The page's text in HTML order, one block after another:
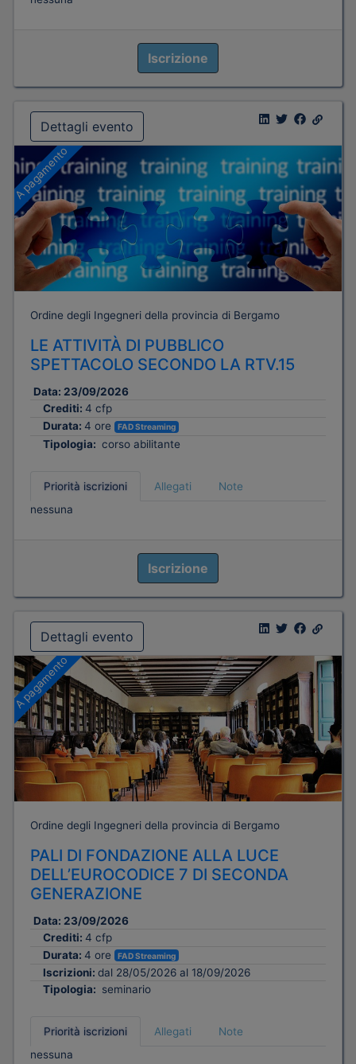
Iscrizione
Dettagli evento
A pagamento
Ordine degli Ingegneri della provincia di Bergamo
LE ATTIVITÀ DI PUBBLICO
SPETTACOLO SECONDO LA RTV.15
Data: 23/09/2026
Crediti: 4 cfp
Durata: 4 ore FAD Streaming
Tipologia: corso abilitante
Priorità iscrizioni Allegati
Note
nessuna
Iscrizione
Dettagli evento
A pagamento
Ordine degli Ingegneri della provincia di Bergamo
PALI DI FONDAZIONE ALLA LUCE
DELL’EUROCODICE 7 DI SECONDA
GENERAZIONE
Data: 23/09/2026
Crediti: 4 cfp
Durata: 4 ore FAD Streaming
Iscrizioni: dal 28/05/2026 al 18/09/2026
Tipologia: seminario
Priorità iscrizioni Allegati
Note
nessuna